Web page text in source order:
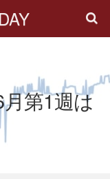
第1週は